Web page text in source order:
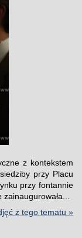
z kontekstem
przy Placu
przy fontannie
z tego tematu »